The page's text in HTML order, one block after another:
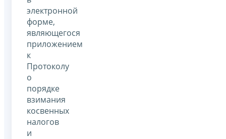
электронной
форме,
являющегося
приложением
к
Протоколу
о
порядке
взимания
косвенных
налогов
и